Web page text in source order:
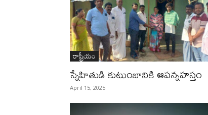
రాష్ట్రీయం
స్నేహితుడి కుటుంబానికి ఆప‌న్నహ‌స్తం
April 15, 2025